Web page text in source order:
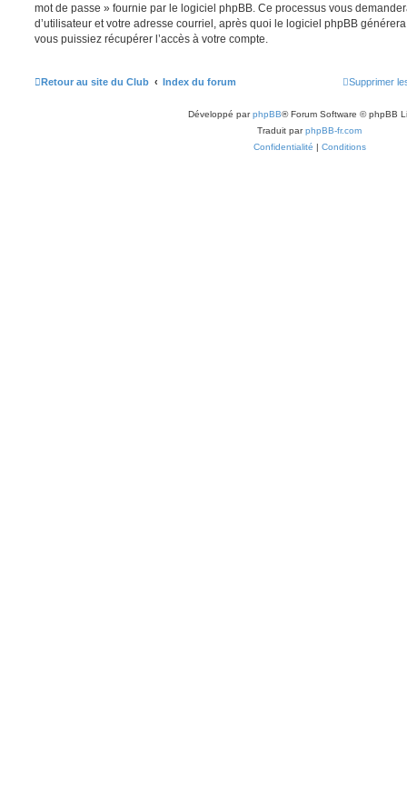
mot de passe » fournie par le logiciel phpBB. Ce processus vous
d’utilisateur et votre adresse courriel, après quoi le logiciel phpBB
vous puissiez récupérer l’accès à votre compte.
Retour au site du Club Index du forum Supprimer
Développé parphpBB® Forum Software © phpBB
Traduit parphpBB-fr.com
Confidentialité | Conditions